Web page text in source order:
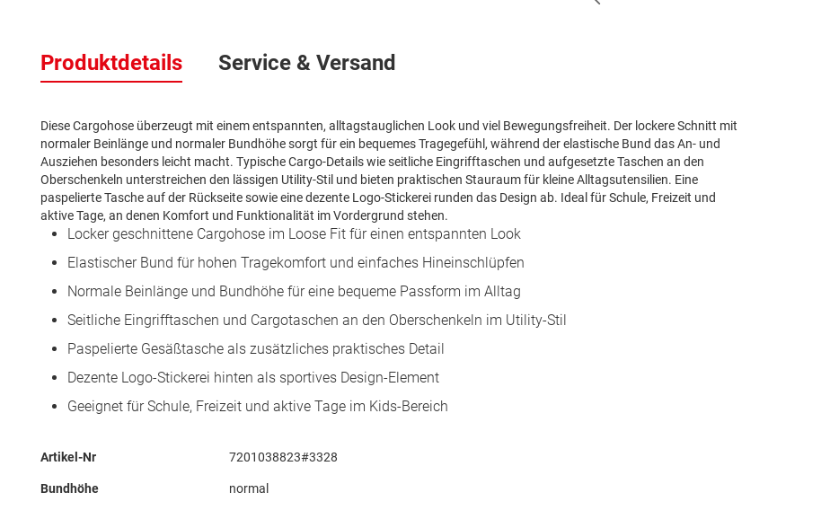
der
Bildergalerie
Produktdetails
Diese Cargohose überzeugt mit einem entspannten, alltagstauglichen Look und viel Bewegungsfreiheit. Der lockere Schnitt mit
normaler Beinlänge und normaler Bundhöhe sorgt für ein bequemes Tragegefühl, während der elastische Bund das An- und
Ausziehen besonders leicht macht. Typische Cargo-Details wie seitliche Eingrifftaschen und aufgesetzte Taschen an den
Oberschenkeln unterstreichen den lässigen Utility-Stil und bieten praktischen Stauraum für kleine Alltagsutensilien. Eine
paspelierte Tasche auf der Rückseite sowie eine dezente Logo-Stickerei runden das Design ab. Ideal für Schule, Freizeit und
aktive Tage, an denen Komfort und Funktionalität im Vordergrund stehen.
Locker geschnittene Cargohose im Loose Fit für einen entspannten Look
Elastischer Bund für hohen Tragekomfort und einfaches Hineinschlüpfen
Normale Beinlänge und Bundhöhe für eine bequeme Passform im Alltag
Seitliche Eingrifftaschen und Cargotaschen an den Oberschenkeln im Utility-Stil
Paspelierte Gesäßtasche als zusätzliches praktisches Detail
Dezente Logo-Stickerei hinten als sportives Design-Element
Geeignet für Schule, Freizeit und aktive Tage im Kids-Bereich
Mehr
Artikel-Nr 7201038823#3328
Bundhöhe normal
Service & Versand